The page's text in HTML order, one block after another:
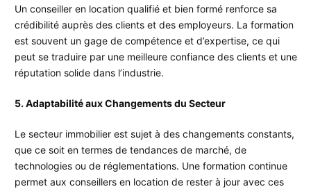
Un conseiller en location qualifié et bien formé renforce sa
crédibilité auprès des clients et des employeurs. La formation
est souvent un gage de compétence et d’expertise, ce qui
peut se traduire par une meilleure confiance des clients et une
réputation solide dans l’industrie.
5. Adaptabilité aux Changements du Secteur
Le secteur immobilier est sujet à des changements constants,
que ce soit en termes de tendances de marché, de
technologies ou de réglementations. Une formation continue
permet aux conseillers en location de rester à jour avec ces